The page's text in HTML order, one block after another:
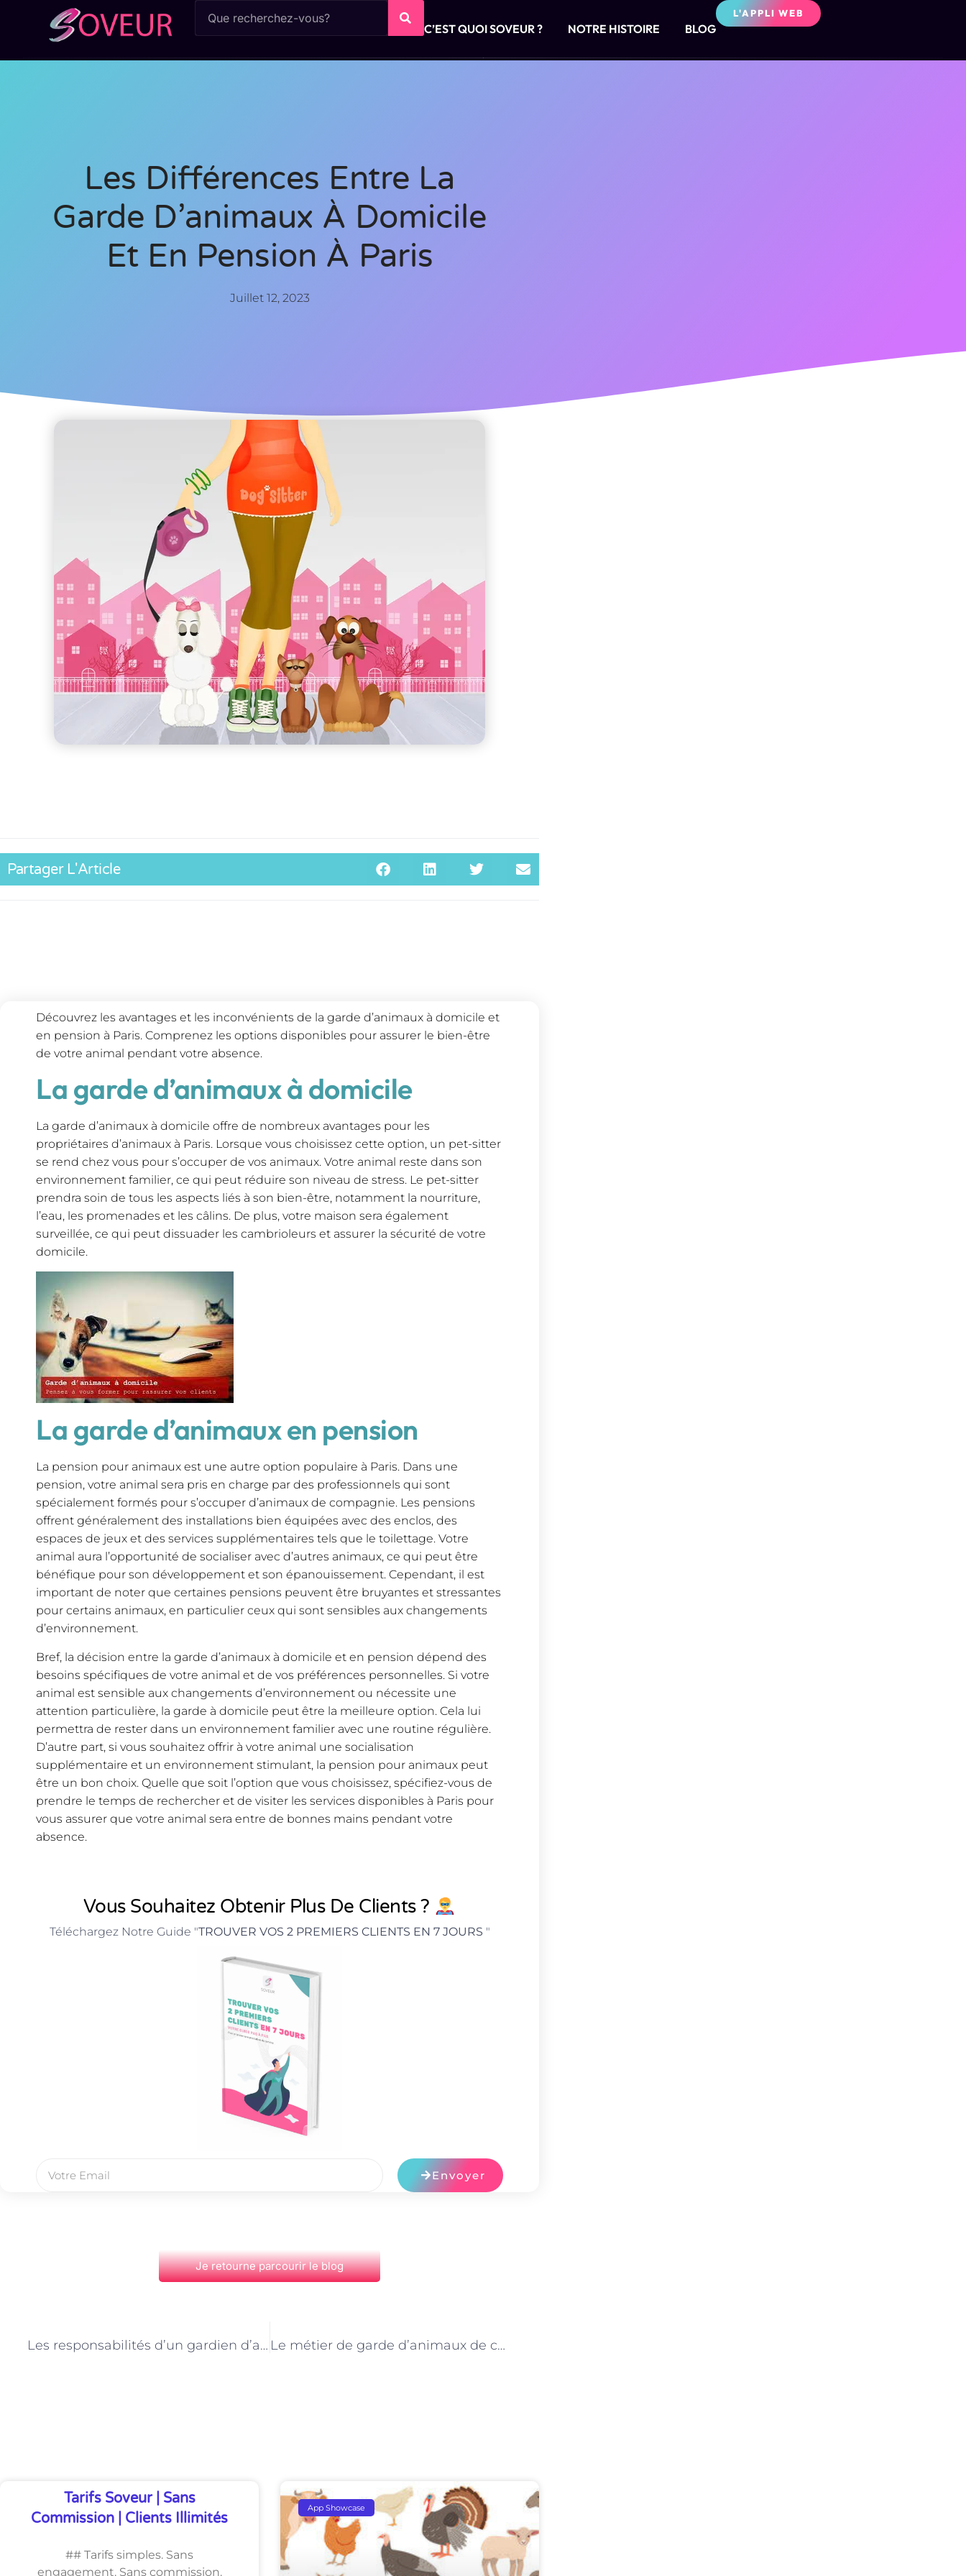
C’EST QUOI SOVEUR ? NOTRE HISTOIRE BLOG
L'APPLI WEB
Les Différences Entre La
Garde D’animaux À Domicile
Et En Pension À Paris
Juillet 12, 2023
Partager L'Article
Découvrez les avantages et les inconvénients de la garde d’animaux à domicile et
en pension à Paris. Comprenez les options disponibles pour assurer le bien-être
de votre animal pendant votre absence.
La garde d’animaux à domicile
La garde d’animaux à domicile offre de nombreux avantages pour les
propriétaires d’animaux à Paris. Lorsque vous choisissez cette option, un pet-sitter
se rend chez vous pour s’occuper de vos animaux. Votre animal reste dans son
environnement familier, ce qui peut réduire son niveau de stress. Le pet-sitter
prendra soin de tous les aspects liés à son bien-être, notamment la nourriture,
l’eau, les promenades et les câlins. De plus, votre maison sera également
surveillée, ce qui peut dissuader les cambrioleurs et assurer la sécurité de votre
domicile.
La garde d’animaux en pension
La pension pour animaux est une autre option populaire à Paris. Dans une
pension, votre animal sera pris en charge par des professionnels qui sont
spécialement formés pour s’occuper d’animaux de compagnie. Les pensions
offrent généralement des installations bien équipées avec des enclos, des
espaces de jeux et des services supplémentaires tels que le toilettage. Votre
animal aura l’opportunité de socialiser avec d’autres animaux, ce qui peut être
bénéfique pour son développement et son épanouissement. Cependant, il est
important de noter que certaines pensions peuvent être bruyantes et stressantes
pour certains animaux, en particulier ceux qui sont sensibles aux changements
d’environnement.
Bref, la décision entre la garde d’animaux à domicile et en pension dépend des
besoins spécifiques de votre animal et de vos préférences personnelles. Si votre
animal est sensible aux changements d’environnement ou nécessite une
attention particulière, la garde à domicile peut être la meilleure option. Cela lui
permettra de rester dans un environnement familier avec une routine régulière.
D’autre part, si vous souhaitez offrir à votre animal une socialisation
supplémentaire et un environnement stimulant, la pension pour animaux peut
être un bon choix. Quelle que soit l’option que vous choisissez, spécifiez-vous de
prendre le temps de rechercher et de visiter les services disponibles à Paris pour
vous assurer que votre animal sera entre de bonnes mains pendant votre
absence.
Vous Souhaitez Obtenir Plus De Clients ?
Téléchargez Notre Guide "TROUVER VOS 2 PREMIERS CLIENTS EN 7 JOURS "
Envoyer
Je retourne parcourir le blog
Les responsabilités d’un gardien d’animaux de compagnie à Paris Le métier de garde d’animaux de compagnie à Paris : un choix de carrière enrichissant
Tarifs Soveur | Sans
Commission | Clients Illimités
## Tarifs simples. Sans
engagement. Sans commission.
App Showcase